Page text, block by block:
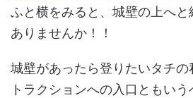
ふと横をみると、城壁の上へ
ありませんか！！
城壁があったら登りたいタチ
トラクションへの入口ともいう